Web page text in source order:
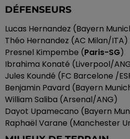
DÉFENSEURS
Lucas Hernandez (Bayern
Théo Hernandez (AC Milan/ITA)
Presnel Kimpembe (Paris-SG)
Ibrahima Konaté (Liverpool/
Jules Koundé (FC Barcelone /
Benjamin Pavard (Bayern
William Saliba (Arsenal/ANG)
Dayot Upamecano (Bayern
Raphaël Varane (Manchester